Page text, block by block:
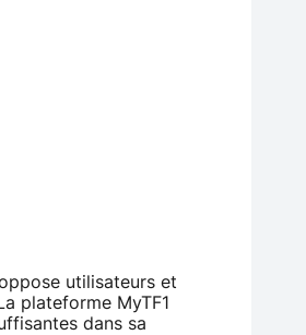
utilisateurs et
plateforme MyTF1
dans sa